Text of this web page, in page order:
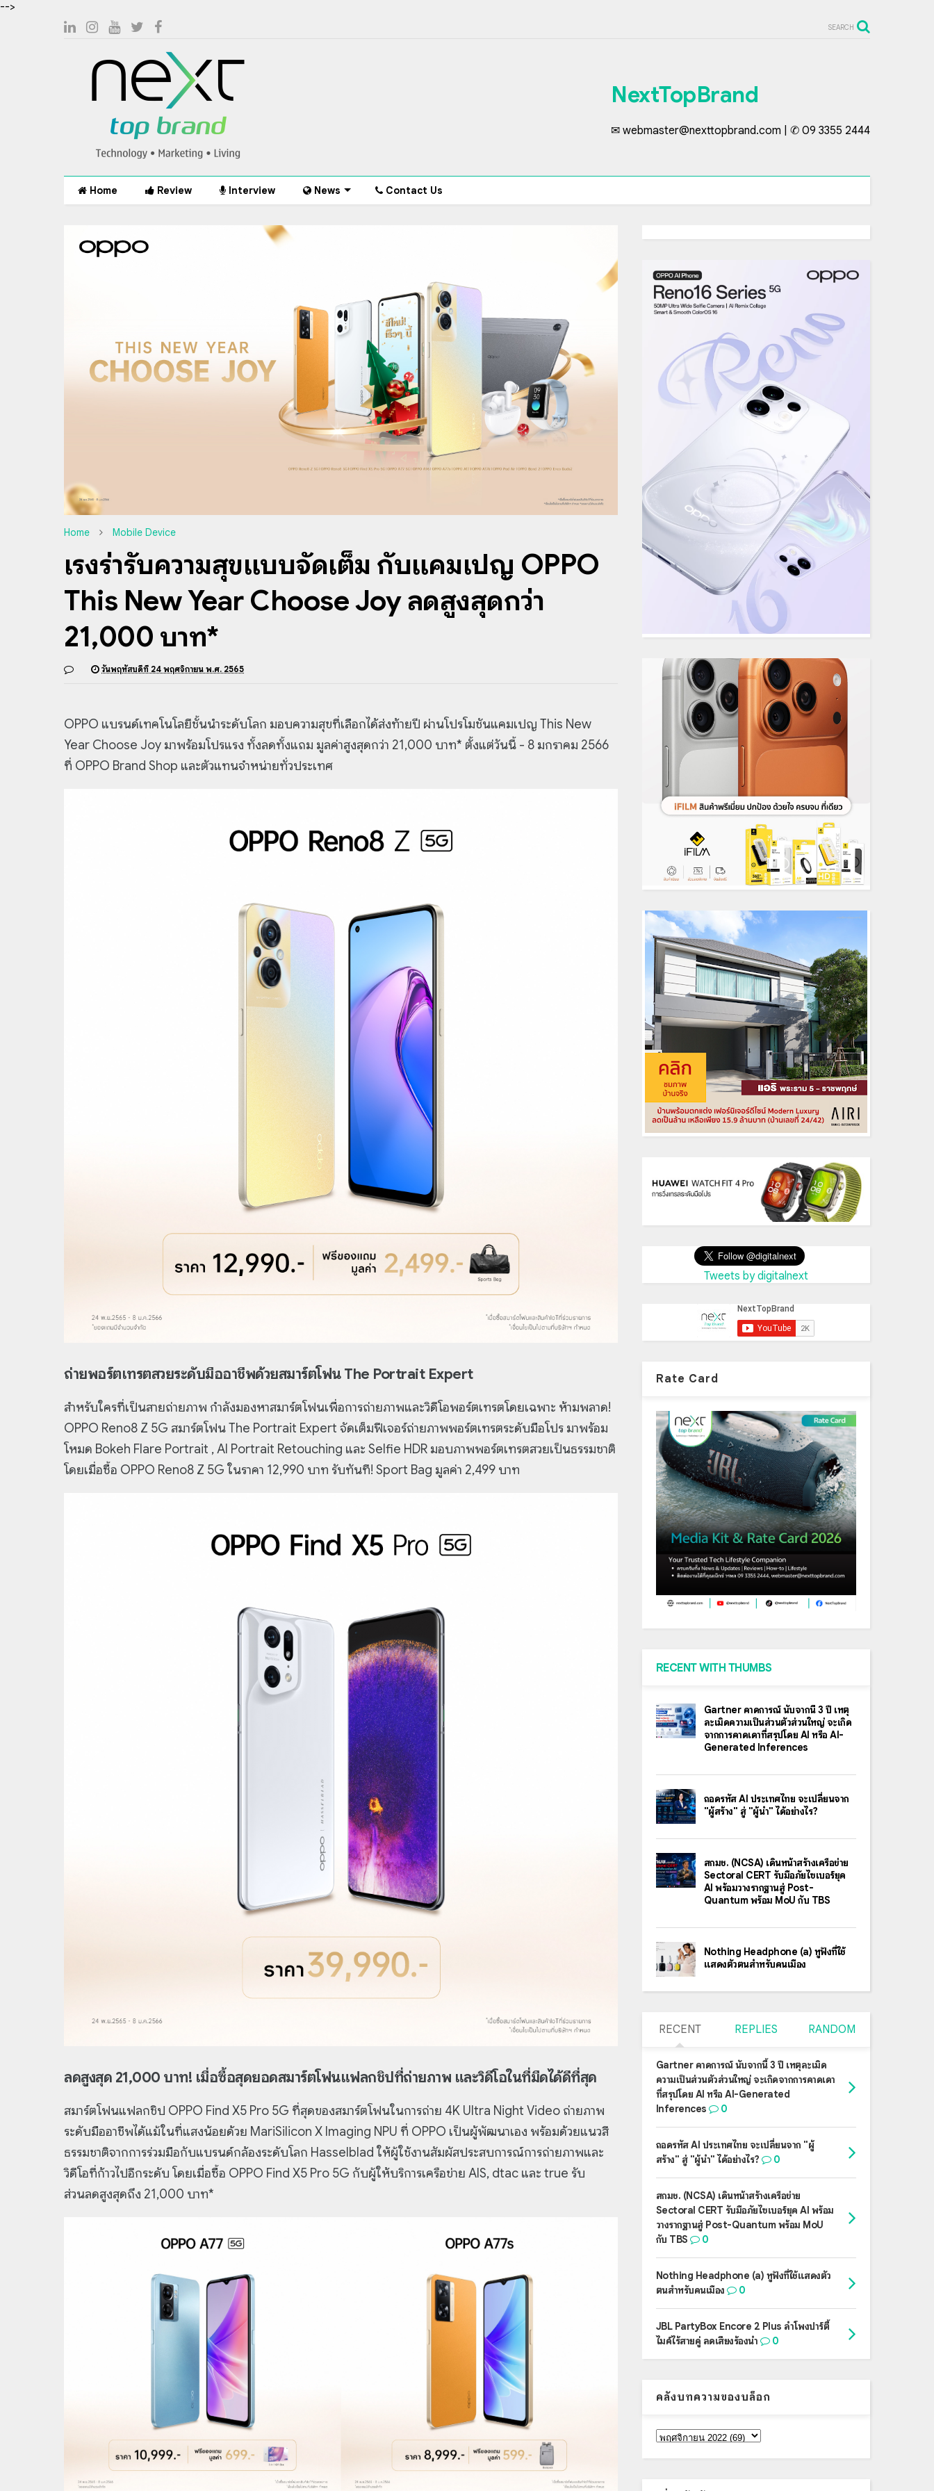
-->
SEARCH
NextTopBrand
✉ webmaster@nexttopbrand.com | ✆ 09 3355 2444
Home Review Interview News Contact Us
Home Mobile Device
เริงร่ารับความสุขแบบจัดเต็ม กับแคมเปญ OPPO
This New Year Choose Joy ลดสูงสุดกว่า
21,000 บาท*
วันพฤหัสบดีที่ 24 พฤศจิกายน พ.ศ. 2565
OPPO แบรนด์เทคโนโลยีชั้นนำระดับโลก มอบความสุขที่เลือกได้ส่งท้ายปี ผ่านโปรโมชันแคมเปญ This New
Year Choose Joy มาพร้อมโปรแรง ทั้งลดทั้งแถม มูลค่าสูงสุดกว่า 21,000 บาท* ตั้งแต่วันนี้ - 8 มกราคม 2566
ที่ OPPO Brand Shop และตัวแทนจำหน่ายทั่วประเทศ
ถ่ายพอร์ตเทรตสวยระดับมืออาชีพด้วยสมาร์ตโฟน The Portrait Expert
สำหรับใครที่เป็นสายถ่ายภาพ กำลังมองหาสมาร์ตโฟนเพื่อการถ่ายภาพและวิดีโอพอร์ตเทรตโดยเฉพาะ ห้ามพลาด!
OPPO Reno8 Z 5G สมาร์ตโฟน The Portrait Expert จัดเต็มฟีเจอร์ถ่ายภาพพอร์ตเทรตระดับมือโปร มาพร้อม
โหมด Bokeh Flare Portrait , AI Portrait Retouching และ Selfie HDR มอบภาพพอร์ตเทรตสวยเป็นธรรมชาติ
โดยเมื่อซื้อ OPPO Reno8 Z 5G ในราคา 12,990 บาท รับทันที! Sport Bag มูลค่า 2,499 บาท
ลดสูงสุด 21,000 บาท! เมื่อซื้อสุดยอดสมาร์ตโฟนแฟลกชิปที่ถ่ายภาพ และวิดีโอในที่มืดได้ดีที่สุด
สมาร์ตโฟนแฟลกชิป OPPO Find X5 Pro 5G ที่สุดของสมาร์ตโฟนในการถ่าย 4K Ultra Night Video ถ่ายภาพ
ระดับมืออาชีพได้แม้ในที่แสงน้อยด้วย MariSilicon X Imaging NPU ที่ OPPO เป็นผู้พัฒนาเอง พร้อมด้วยแนวสี
ธรรมชาติจากการร่วมมือกับแบรนด์กล้องระดับโลก Hasselblad ให้ผู้ใช้งานสัมผัสประสบการณ์การถ่ายภาพและ
วิดีโอที่ก้าวไปอีกระดับ โดยเมื่อซื้อ OPPO Find X5 Pro 5G กับผู้ให้บริการเครือข่าย AIS, dtac และ true รับ
ส่วนลดสูงสุดถึง 21,000 บาท*
Tweets by digitalnext
Rate Card
RECENT WITH THUMBS
Gartner คาดการณ์ นับจากนี้ 3 ปี เหตุ
ละเมิดความเป็นส่วนตัวส่วนใหญ่ จะเกิด
จากการคาดเดาที่สรุปโดย AI หรือ AI-
Generated Inferences
ถอดรหัส AI ประเทศไทย จะเปลี่ยนจาก
"ผู้สร้าง" สู่ "ผู้นำ" ได้อย่างไร?
สกมช. (NCSA) เดินหน้าสร้างเครือข่าย
Sectoral CERT รับมือภัยไซเบอร์ยุค
AI พร้อมวางรากฐานสู่ Post-
Quantum พร้อม MoU กับ TBS
Nothing Headphone (a) หูฟังที่ใช้
แสดงตัวตนสำหรับคนเมือง
RECENT REPLIES RANDOM
Gartner คาดการณ์ นับจากนี้ 3 ปี เหตุละเมิด
ความเป็นส่วนตัวส่วนใหญ่ จะเกิดจากการคาดเดา
ที่สรุปโดย AI หรือ AI-Generated
Inferences
0
ถอดรหัส AI ประเทศไทย จะเปลี่ยนจาก "ผู้
สร้าง" สู่ "ผู้นำ" ได้อย่างไร?
0
สกมช. (NCSA) เดินหน้าสร้างเครือข่าย
Sectoral CERT รับมือภัยไซเบอร์ยุค AI พร้อม
วางรากฐานสู่ Post-Quantum พร้อม MoU
กับ TBS
0
Nothing Headphone (a) หูฟังที่ใช้แสดงตัว
ตนสำหรับคนเมือง
0
JBL PartyBox Encore 2 Plus ลำโพงปาร์ตี้
ไมค์ไร้สายคู่ ลดเสียงร้องนำ
0
คลังบทความของบล็อก